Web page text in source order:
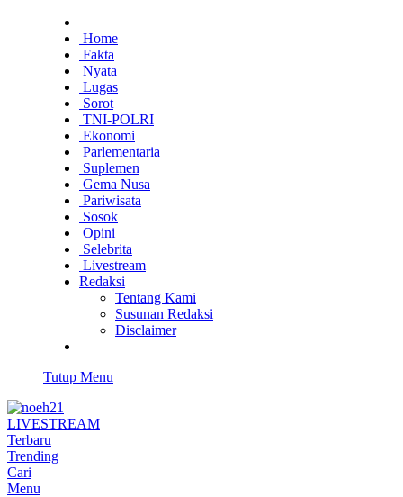
Home
Fakta
Nyata
Lugas
Sorot
TNI-POLRI
Ekonomi
Parlementaria
Suplemen
Gema Nusa
Pariwisata
Sosok
Opini
Selebrita
Livestream
Redaksi
Tentang Kami
Susunan Redaksi
Disclaimer
Tutup Menu
LIVESTREAM
Terbaru
Trending
Cari
Menu